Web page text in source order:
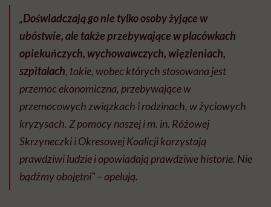
„Doświadczają go nie tylko osoby żyjące w
ubóstwie, ale także przebywające w placówkach
opiekuńczych, wychowawczych, więzieniach,
szpitalach, takie, wobec których stosowana jest
przemoc ekonomiczna, przebywające w
przemocowych związkach i rodzinach, w życiowych
kryzysach. Z pomocy naszej i m. in. Różowej
Skrzyneczki i Okresowej Koalicji korzystają
prawdziwi ludzie i opowiadają prawdziwe historie. Nie
bądźmy obojętni” – apelują.